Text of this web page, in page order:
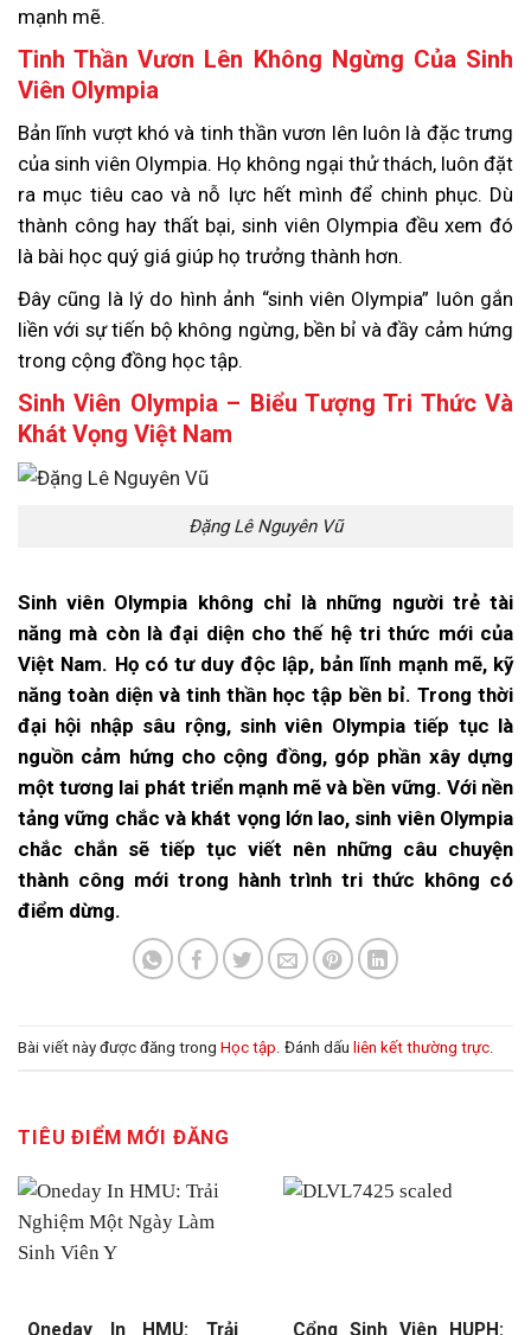
mạnh mẽ.
Tinh Thần Vươn Lên Không Ngừng Của Sinh
Viên Olympia
Bản lĩnh vượt khó và tinh thần vươn lên luôn là đặc trưng
của sinh viên Olympia. Họ không ngại thử thách, luôn đặt
ra mục tiêu cao và nỗ lực hết mình để chinh phục. Dù
thành công hay thất bại, sinh viên Olympia đều xem đó
là bài học quý giá giúp họ trưởng thành hơn.
Đây cũng là lý do hình ảnh “sinh viên Olympia” luôn gắn
liền với sự tiến bộ không ngừng, bền bỉ và đầy cảm hứng
trong cộng đồng học tập.
Sinh Viên Olympia – Biểu Tượng Tri Thức Và
Khát Vọng Việt Nam
Đặng Lê Nguyên Vũ
Sinh viên Olympia không chỉ là những người trẻ tài
năng mà còn là đại diện cho thế hệ tri thức mới của
Việt Nam. Họ có tư duy độc lập, bản lĩnh mạnh mẽ, kỹ
năng toàn diện và tinh thần học tập bền bỉ. Trong thời
đại hội nhập sâu rộng, sinh viên Olympia tiếp tục là
nguồn cảm hứng cho cộng đồng, góp phần xây dựng
một tương lai phát triển mạnh mẽ và bền vững. Với nền
tảng vững chắc và khát vọng lớn lao, sinh viên Olympia
chắc chắn sẽ tiếp tục viết nên những câu chuyện
thành công mới trong hành trình tri thức không có
điểm dừng.
Bài viết này được đăng trong Học tập . Đánh dấu liên kết thường trực
TIÊU ĐIỂM MỚI ĐĂNG
Oneday In HMU: Trải
Cổng Sinh Viên HUPH: